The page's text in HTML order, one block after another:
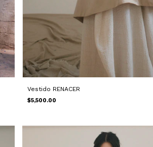
Vestido RENACER
$5,500.00